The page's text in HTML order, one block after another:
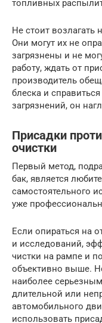
топливных
Не стоит
Они могут их не
загрязнены и не
работу, ждать от
производитель
блеска и
загрязнений, он
Присадки
очистки
Первый метод,
бак, является
самостоятельного
уже
Если опираться на
и исследований,
чистки на рампе и
объективно выше.
наиболее
длительной или
автомобильного
использовать